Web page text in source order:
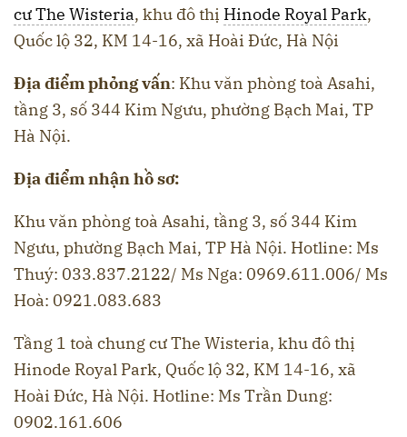
cư The Wisteria, khu đô thị Hinode Royal Park,
Quốc lộ 32, KM 14-16, xã Hoài Đức, Hà Nội
Địa điểm phỏng vấn: Khu văn phòng toà Asahi,
tầng 3, số 344 Kim Ngưu, phường Bạch Mai, TP
Hà Nội.
Địa điểm nhận hồ sơ:
Khu văn phòng toà Asahi, tầng 3, số 344 Kim
Ngưu, phường Bạch Mai, TP Hà Nội. Hotline: Ms
Thuý: 033.837.2122/ Ms Nga: 0969.611.006/ Ms
Hoà: 0921.083.683
Tầng 1 toà chung cư The Wisteria, khu đô thị
Hinode Royal Park, Quốc lộ 32, KM 14-16, xã
Hoài Đức, Hà Nội. Hotline: Ms Trần Dung:
0902.161.606